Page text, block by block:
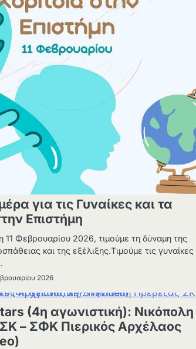
για τις Γυναίκες και τα
Επιστήμη
11 Φεβρουαρίου 2026, τιμούμε τη δύναμη της
και της εξέλιξης.Τιμούμε τις γυναίκες
2026
(4η αγωνιστική): Νικόπολη
– ΣΦΚ Πιερικός Αρχέλαος